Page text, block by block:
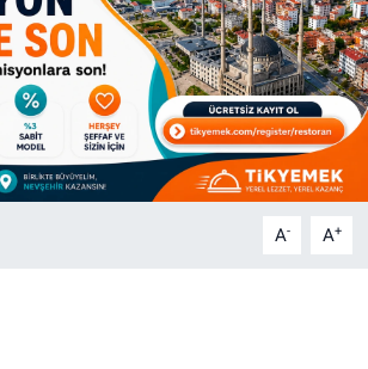
A- A+